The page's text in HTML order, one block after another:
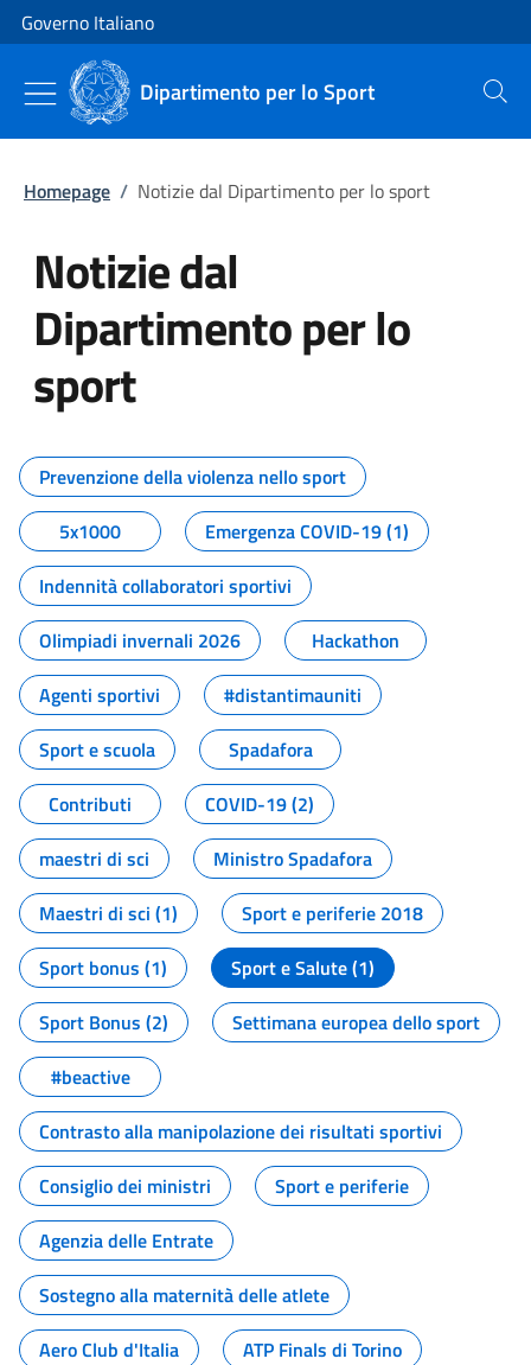
Vai al contenuto
Vai alla navigazione del sito
Governo Italiano
Dipartimento per lo Sport Cerca
Homepage / Notizie dal Dipartimento per lo sport
Notizie dal
Dipartimento per lo
sport
Tutti i contenuti della pagina
Prevenzione della violenza nello sport
5x1000
Emergenza COVID-19 (1)
Indennità collaboratori sportivi
Olimpiadi invernali 2026
Hackathon
Agenti sportivi
#distantimauniti
Sport e scuola
Spadafora
Contributi
COVID-19 (2)
maestri di sci
Ministro Spadafora
Maestri di sci (1)
Sport e periferie 2018
Sport bonus (1)
Sport e Salute (1)
Sport Bonus (2)
Settimana europea dello sport
#beactive
Contrasto alla manipolazione dei risultati sportivi
Consiglio dei ministri
Sport e periferie
Agenzia delle Entrate
Sostegno alla maternità delle atlete
Aero Club d'Italia
ATP Finals di Torino